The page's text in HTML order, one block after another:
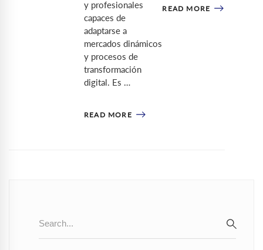
y profesionales
capaces de
adaptarse a
mercados dinámicos
y procesos de
transformación
digital. Es …
READ MORE
READ MORE
for: